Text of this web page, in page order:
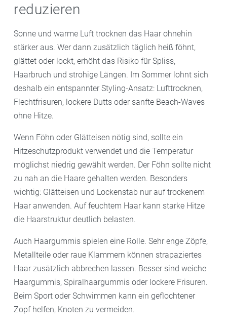
reduzieren
Sonne und warme Luft trocknen das Haar ohnehin
stärker aus. Wer dann zusätzlich täglich heiß föhnt,
glättet oder lockt, erhöht das Risiko für Spliss,
Haarbruch und strohige Längen. Im Sommer lohnt sich
deshalb ein entspannter Styling-Ansatz: Lufttrocknen,
Flechtfrisuren, lockere Dutts oder sanfte Beach-Waves
ohne Hitze.
Wenn Föhn oder Glätteisen nötig sind, sollte ein
Hitzeschutzprodukt verwendet und die Temperatur
möglichst niedrig gewählt werden. Der Föhn sollte nicht
zu nah an die Haare gehalten werden. Besonders
wichtig: Glätteisen und Lockenstab nur auf trockenem
Haar anwenden. Auf feuchtem Haar kann starke Hitze
die Haarstruktur deutlich belasten.
Auch Haargummis spielen eine Rolle. Sehr enge Zöpfe,
Metallteile oder raue Klammern können strapaziertes
Haar zusätzlich abbrechen lassen. Besser sind weiche
Haargummis, Spiralhaargummis oder lockere Frisuren.
Beim Sport oder Schwimmen kann ein geflochtener
Zopf helfen, Knoten zu vermeiden.